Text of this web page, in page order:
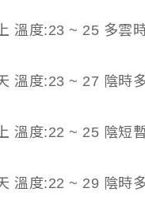
溫度:23 ~ 25 多雲
溫度:23 ~ 27 陰時
溫度:22 ~ 25 陰短
溫度:22 ~ 29 陰時